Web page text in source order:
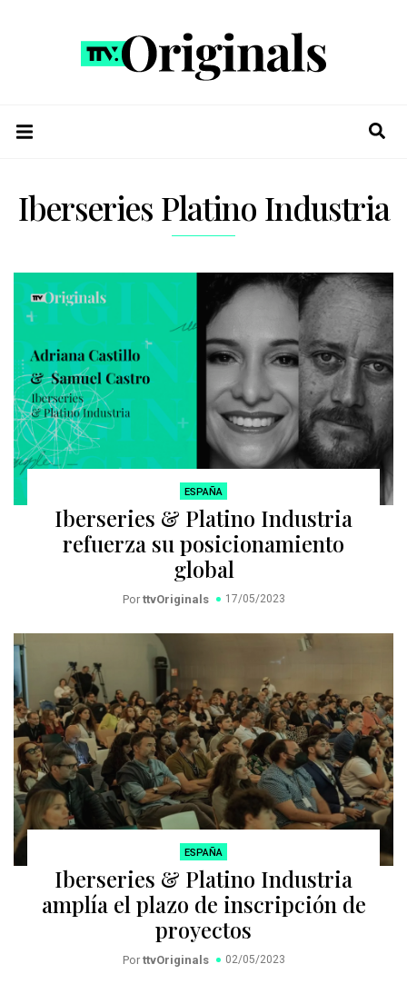
Iberseries Platino Industria
ESPAÑA
Iberseries & Platino Industria
refuerza su posicionamiento
global
Por ttvOriginals 17/05/2023
ESPAÑA
Iberseries & Platino Industria
amplía el plazo de inscripción de
proyectos
Por ttvOriginals 02/05/2023